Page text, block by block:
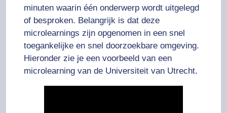
minuten waarin één onderwerp wordt uitgelegd
of besproken. Belangrijk is dat deze
microlearnings zijn opgenomen in een snel
toegankelijke en snel doorzoekbare omgeving.
Hieronder zie je een voorbeeld van een
microlearning van de Universiteit van Utrecht.